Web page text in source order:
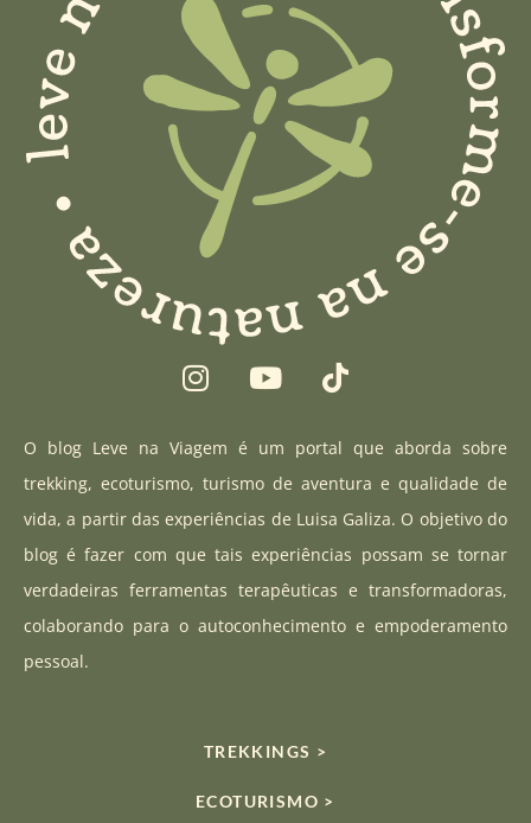
I
n
t
a
g
a
m
Y
o
t
u
b
T
i
t
o
k
O blog Leve na Viagem é um portal que aborda sobre
trekking, ecoturismo, turismo de aventura e qualidade de
vida, a partir das experiências de Luisa Galiza. O objetivo do
blog é fazer com que tais experiências possam se tornar
verdadeiras ferramentas terapêuticas e transformadoras,
colaborando para o autoconhecimento e empoderamento
pessoal.
TREKKINGS >
ECOTURISMO >